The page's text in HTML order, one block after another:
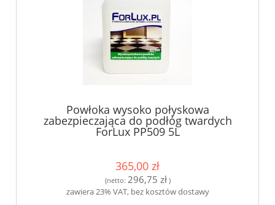
Powłoka wysoko połyskowa
zabezpieczająca do podłóg twardych
ForLux PP509 5L
365,00 zł
(netto: 296,75 zł)
zawiera 23% VAT, bez kosztów dostawy